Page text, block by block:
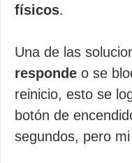
físicos.
Una de las
responde o se
reinicio, esto se
botón de
segundos, pero mi